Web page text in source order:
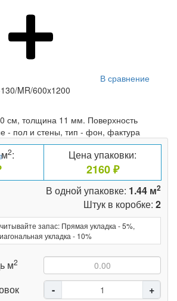
В сравнение
MR/600x1200
см, толщина 11 мм. Поверхность
- пол и стены, тип - фон, фактура
2: Цена упаковки:
2160 ₽
В одной упаковке: 1.44 м2
Штук в коробке: 2
запас: Прямая укладка - 5%,
укладка - 10%
м2